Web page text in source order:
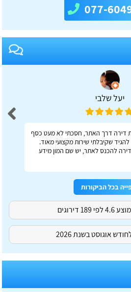
077-
יעל שלבי
דירה דרך האתר, חסכתי לא מעט כסף
שקיבלתי שירות מקצועי מאוד.
להכנס לאתר, יש שם המון מידע
בכל הביקורות
189 דירוגים
אוגוסט בשנת 2026